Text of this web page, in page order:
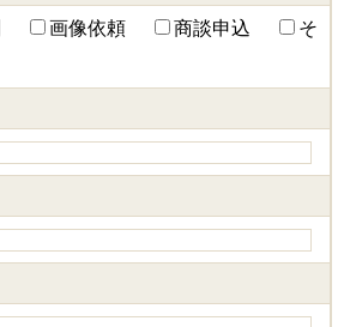
画像依頼 商談申込
そ